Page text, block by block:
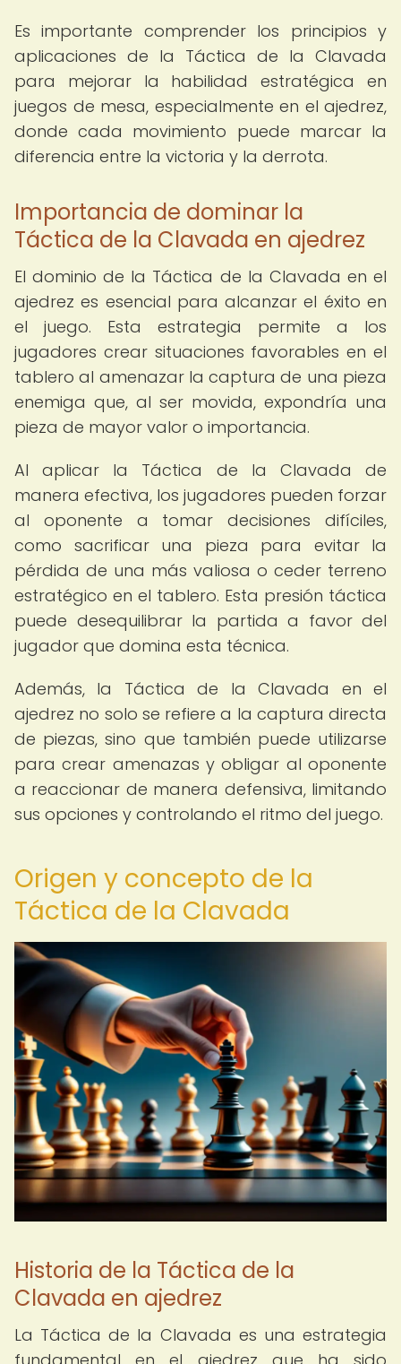
Es importante comprender los principios y
aplicaciones de la Táctica de la Clavada
para mejorar la habilidad estratégica en
juegos de mesa, especialmente en el ajedrez,
donde cada movimiento puede marcar la
diferencia entre la victoria y la derrota.
Importancia de dominar la
Táctica de la Clavada en ajedrez
El dominio de la Táctica de la Clavada en el
ajedrez es esencial para alcanzar el éxito en
el juego. Esta estrategia permite a los
jugadores crear situaciones favorables en el
tablero al amenazar la captura de una pieza
enemiga que, al ser movida, expondría una
pieza de mayor valor o importancia.
Al aplicar la Táctica de la Clavada de
manera efectiva, los jugadores pueden forzar
al oponente a tomar decisiones difíciles,
como sacrificar una pieza para evitar la
pérdida de una más valiosa o ceder terreno
estratégico en el tablero. Esta presión táctica
puede desequilibrar la partida a favor del
jugador que domina esta técnica.
Además, la Táctica de la Clavada en el
ajedrez no solo se refiere a la captura directa
de piezas, sino que también puede utilizarse
para crear amenazas y obligar al oponente
a reaccionar de manera defensiva, limitando
sus opciones y controlando el ritmo del juego.
Origen y concepto de la
Táctica de la Clavada
Historia de la Táctica de la
Clavada en ajedrez
La Táctica de la Clavada es una estrategia